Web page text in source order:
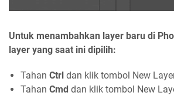
Untuk menambahkan layer baru di
layer yang saat ini dipilih:
Tahan Ctrl dan klik tombol New
Tahan Cmd dan klik tombol New